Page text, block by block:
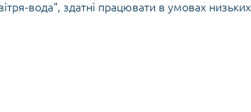
вода", здатні працювати в умовах низьких